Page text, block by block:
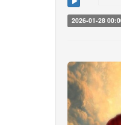
2026-01-28